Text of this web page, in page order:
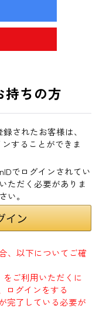
持ちの方
されたお客様は、
することができま
でログインされてい
ただく必要がありま
い。
、以下についてご確
をご利用いただくに
ログインをする
完了している必要が